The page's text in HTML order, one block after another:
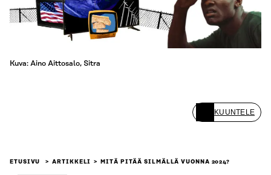
Kuva: Aino Aittosalo, Sitra
KUUNTELE
ETUSIVU ARTIKKELI MITÄ PITÄÄ SILMÄLLÄ VUONNA 2024?